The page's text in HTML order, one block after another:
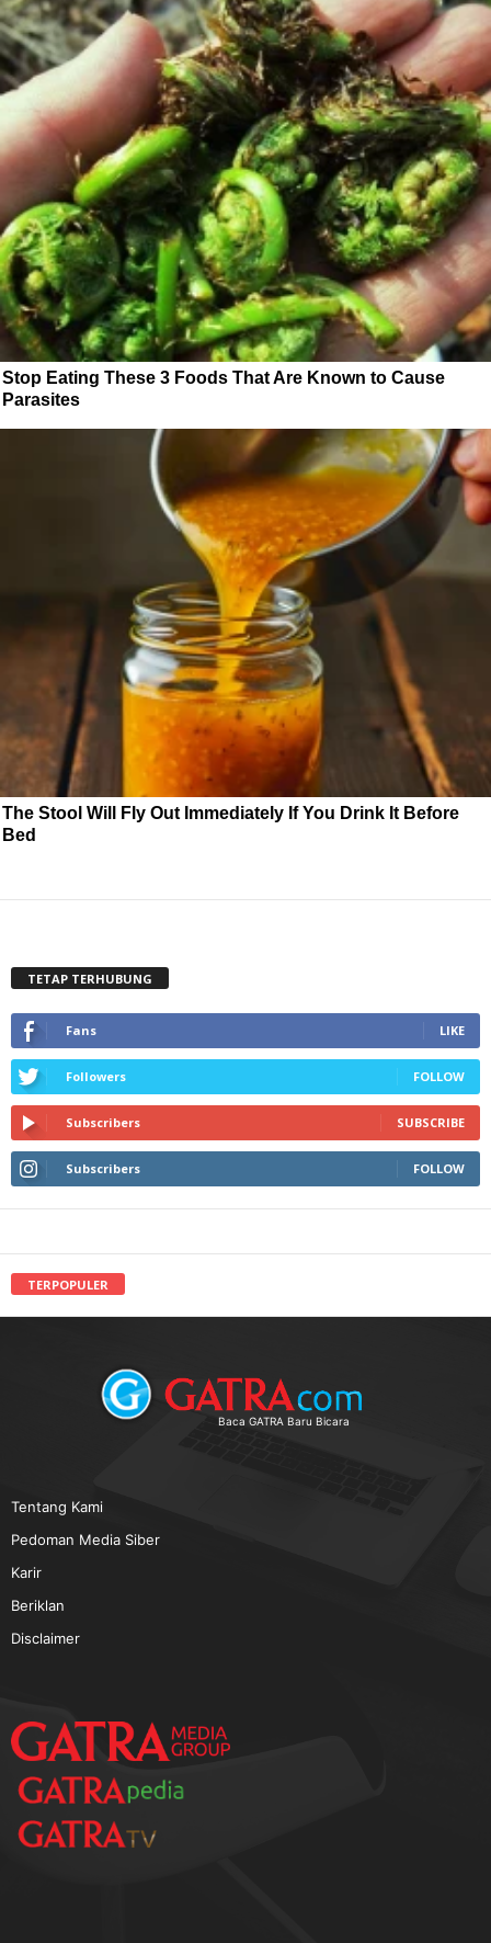
Stop Eating These 3 Foods That Are Known to Cause
Parasites
The Stool Will Fly Out Immediately If You Drink It Before
Bed
TETAP TERHUBUNG
Fans LIKE
Followers FOLLOW
Subscribers SUBSCRIBE
Subscribers FOLLOW
TERPOPULER